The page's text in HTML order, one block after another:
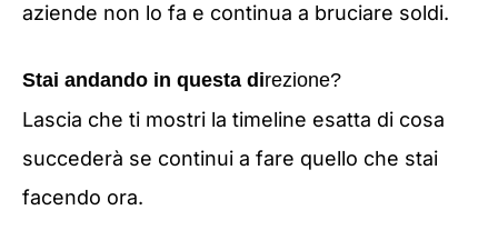
aziende non lo fa e continua a bruciare soldi.
Stai andando in questa direzione?
Lascia che ti mostri la timeline esatta di cosa
succederà se continui a fare quello che stai
facendo ora.